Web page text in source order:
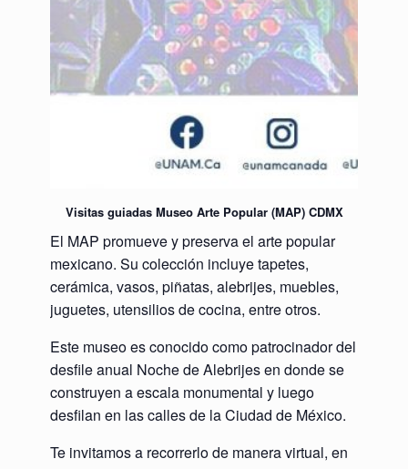
Visitas guiadas Museo Arte Popular (MAP) CDMX
El MAP promueve y preserva el arte popular
mexicano. Su colección incluye tapetes,
cerámica, vasos, piñatas, alebrijes, muebles,
juguetes, utensilios de cocina, entre otros.
Este museo es conocido como patrocinador del
desfile anual Noche de Alebrijesen donde se
construyen a escala monumental y luego
desfilan en las calles de la Ciudad de México.
Te invitamos a recorrerlo de manera virtual, en